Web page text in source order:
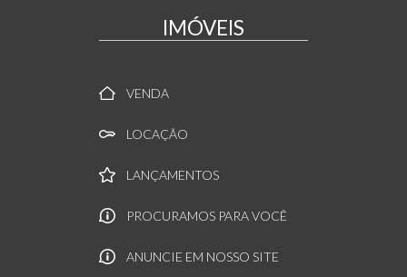
IMÓVEIS
VENDA
LOCAÇÃO
LANÇAMENTOS
PROCURAMOS PARA VOCÊ
ANUNCIE EM NOSSO SITE